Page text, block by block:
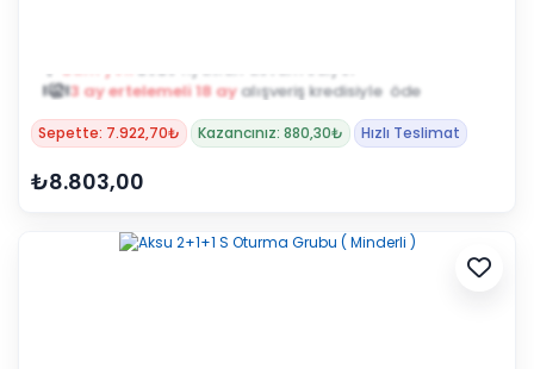
3 ay ertelemeli 18 ay alışveriş kredisiyle öde
Sepette: 7.922,70₺ Kazancınız: 880,30₺ Hızlı Teslimat
₺8.803,00